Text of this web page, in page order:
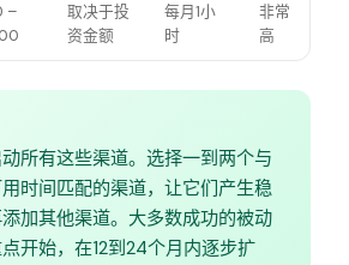
–
取决于投
资金额
每月1小
时
非常
高
所有这些渠道。选择一到两个与
时间匹配的渠道，让它们产生稳
加其他渠道。大多数成功的被动
开始，在12到24个月内逐步扩